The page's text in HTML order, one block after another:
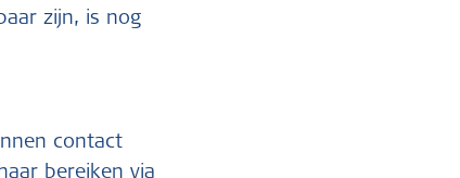
zijn, is nog
contact
bereiken via